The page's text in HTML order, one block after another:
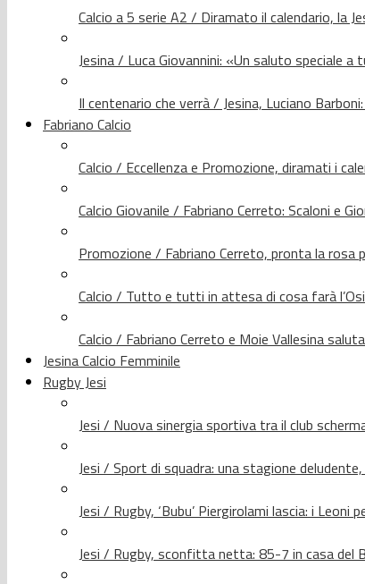
Calcio a 5 serie A2 / Diramato il calendario, la
Jesina / Luca Giovannini: «Un saluto speciale
Il centenario che verrà / Jesina, Luciano
Fabriano Calcio
Calcio / Eccellenza e Promozione, diramati i
Calcio Giovanile / Fabriano Cerreto: Scaloni e
Promozione / Fabriano Cerreto, pronta la rosa
Calcio / Tutto e tutti in attesa di cosa farà
Calcio / Fabriano Cerreto e Moie Vallesina
Jesina Calcio Femminile
Rugby Jesi
Jesi / Nuova sinergia sportiva tra il club
Jesi / Sport di squadra: una stagione
Jesi / Rugby, ‘Bubu’ Piergirolami lascia: i
Jesi / Rugby, sconfitta netta: 85-7 in casa del